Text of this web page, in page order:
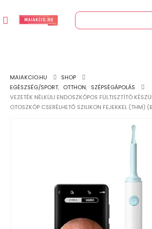
MAIAKCIO.HU
SHOP
EGÉSZSÉG/SPORT, OTTHON, SZÉPSÉGÁPOLÁS
VEZETÉK NÉLKÜLI ENDOSZKÓPOS FÜLTISZTÍTÓ
OTOSZKÓP CSERÉLHETŐ SZILIKON FEJEKKEL (THM)